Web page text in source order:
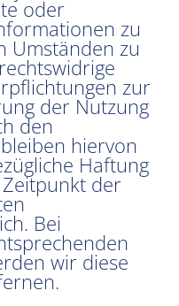
oder
zu
Umständen zu
zur
der Nutzung
den
hiervon
Haftung
der
Bei
wir diese